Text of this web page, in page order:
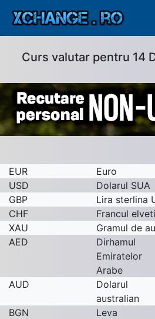
Curs valutar pentru 14
EUR Euro
USD
Dolarul SUA
GBP
Lira sterlina
CHF
Francul
XAU
Gramul de
AED
Dirhamul
Emiratelor
Arabe
AUD
Dolarul
australian
BGN
Leva